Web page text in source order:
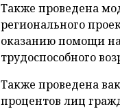
Также проведена
регионального
оказанию помощи
трудоспособного
Также проведена
процентов лиц